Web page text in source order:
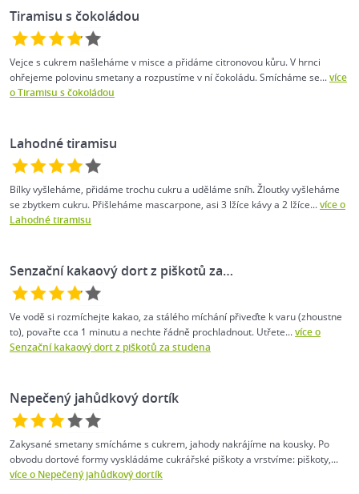
Tiramisu s čokoládou
Vejce s cukrem našleháme v misce a přidáme citronovou kůru. V hrnci
ohřejeme polovinu smetany a rozpustíme v ní čokoládu. Smícháme se...více
o Tiramisu s čokoládou
Lahodné tiramisu
Bílky vyšleháme, přidáme trochu cukru a uděláme sníh. Žloutky vyšleháme
se zbytkem cukru. Přišleháme mascarpone, asi 3 lžíce kávy a 2 lžíce...více o
Lahodné tiramisu
Senzační kakaový dort z piškotů za…
Ve vodě si rozmíchejte kakao, za stálého míchání přiveďte k varu (zhoustne
to), povařte cca 1 minutu a nechte řádně prochladnout. Utřete...více o
Senzační kakaový dort z piškotů za studena
Nepečený jahůdkový dortík
Zakysané smetany smícháme s cukrem, jahody nakrájíme na kousky. Po
obvodu dortové formy vyskládáme cukrářské piškoty a vrstvíme: piškoty,...
více o Nepečený jahůdkový dortík